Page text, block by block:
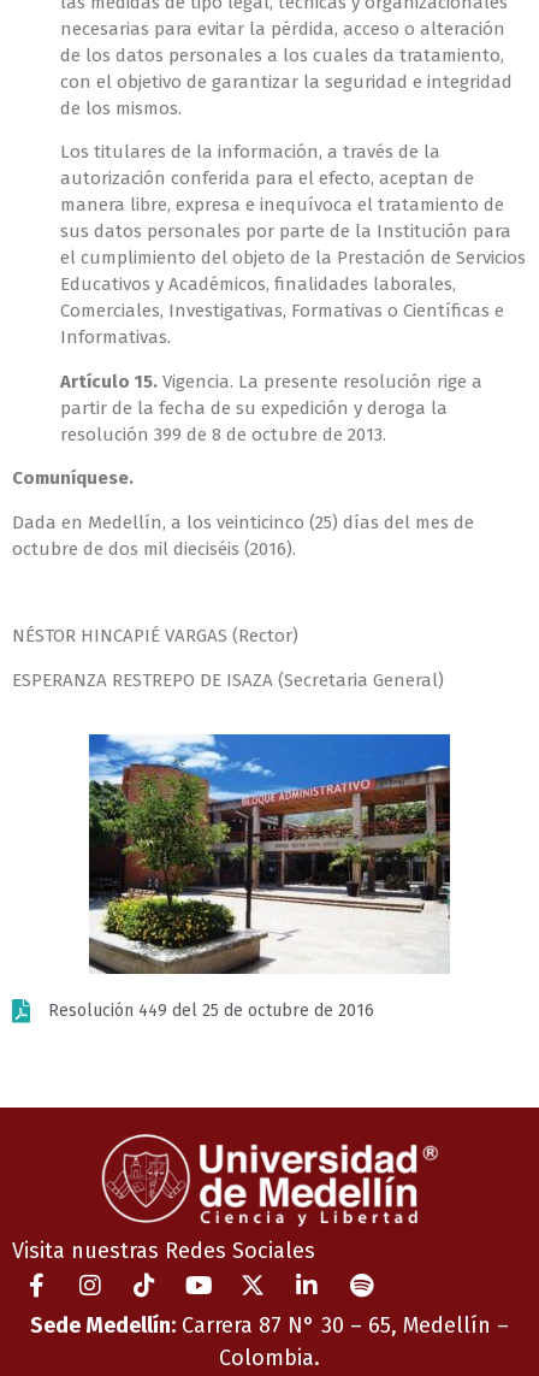
necesarias para evitar la pérdida, acceso o alteración
de los datos personales a los cuales da tratamiento,
con el objetivo de garantizar la seguridad e integridad
de los mismos.
Los titulares de la información, a través de la
autorización conferida para el efecto, aceptan de
manera libre, expresa e inequívoca el tratamiento de
sus datos personales por parte de la Institución para
el cumplimiento del objeto de la Prestación de Servicios
Educativos y Académicos, finalidades laborales,
Comerciales, Investigativas, Formativas o Científicas e
Informativas.
Artículo 15. Vigencia. La presente resolución rige a
partir de la fecha de su expedición y deroga la
resolución 399 de 8 de octubre de 2013.
Comuníquese.
Dada en Medellín, a los veinticinco (25) días del mes de
octubre de dos mil dieciséis (2016).
NÉSTOR HINCAPIÉ VARGAS (Rector)
ESPERANZA RESTREPO DE ISAZA (Secretaria General)
Resolución 449 del 25 de octubre de 2016
Visita nuestras Redes Sociales
Sede Medellín: Carrera 87 N° 30 – 65, Medellín –
Colombia.